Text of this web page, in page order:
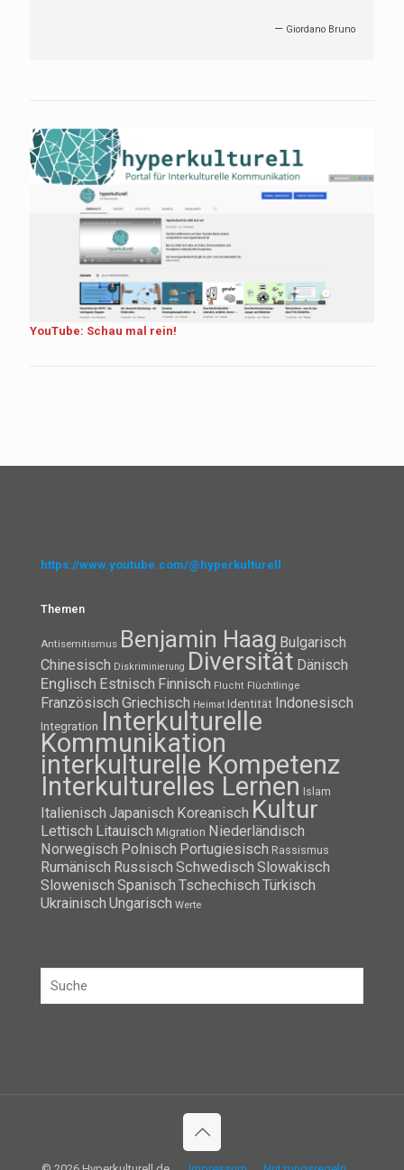
— Giordano Bruno
YouTube: Schau mal rein!
https://www.youtube.com/@hyperkulturell
Themen
Antisemitismus Benjamin Haag Bulgarisch
Chinesisch Diskriminierung Diversität Dänisch
Englisch Estnisch Finnisch Flucht Flüchtlinge
Französisch Griechisch Heimat Identität Indonesisch
Integration Interkulturelle
Kommunikation
interkulturelle Kompetenz
Interkulturelles Lernen Islam
Italienisch Japanisch Koreanisch Kultur
Lettisch Litauisch Migration Niederländisch
Norwegisch Polnisch Portugiesisch Rassismus
Rumänisch Russisch Schwedisch Slowakisch
Slowenisch Spanisch Tschechisch Türkisch
Ukrainisch Ungarisch Werte